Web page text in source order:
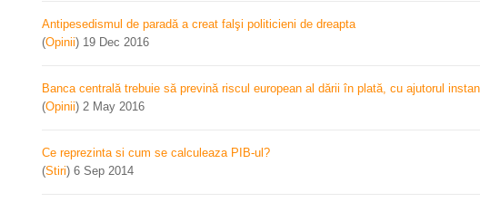
Antipesedismul de paradă a creat falşi politicieni de dreapta
(Opinii) 19 Dec 2016
Banca centrală trebuie să prevină riscul european al dării în plată, cu ajutorul
(Opinii) 2 May 2016
Ce reprezinta si cum se calculeaza PIB-ul?
(Stiri) 6 Sep 2014